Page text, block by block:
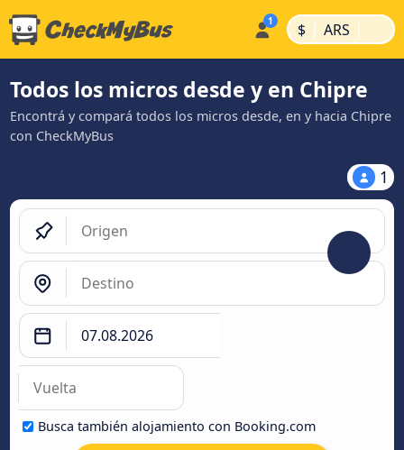
$ | ARS |
Todos los micros desde y en Chipre
Encontrá y compará todos los micros desde, en y hacia Chipre
con CheckMyBus
1
Busca también alojamiento con Booking.com